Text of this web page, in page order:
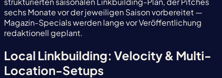
sechs Monate vor der jeweiligen Saison vorbereitet —
Magazin-Specials werden lange vor Veröffentlichung
redaktionell geplant.
Local Linkbuilding: Velocity & Multi-
Location-Setups